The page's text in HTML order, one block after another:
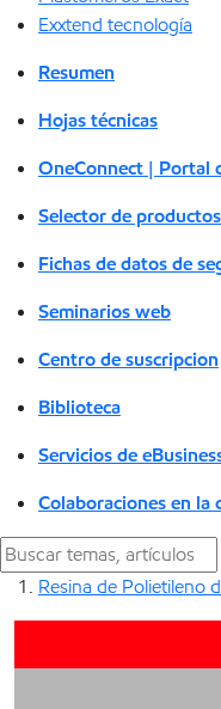
Exxtend tecnología
Resumen
Hojas técnicas
OneConnect | Portal
Selector de productos
Fichas de datos de
Seminarios web
Centro de suscripcion
Biblioteca
Servicios de
Colaboraciones en la
Resina de Polietileno